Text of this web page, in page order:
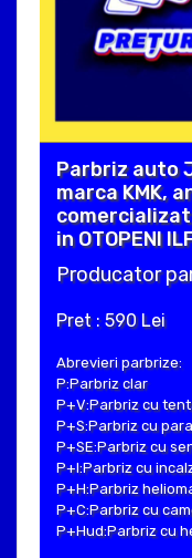
Parbriz auto
marca KMK,
in OTOPENI
Producator
Pret : 590 Lei
Abrevieri parbrize:
P:Parbriz clar
P+V:Parbriz cu
P+S:Parbriz cu
P+SE:Parbriz cu
P+I:Parbriz cu
P+H:Parbriz
P+C:Parbriz cu
P+Hud:Parbriz cu